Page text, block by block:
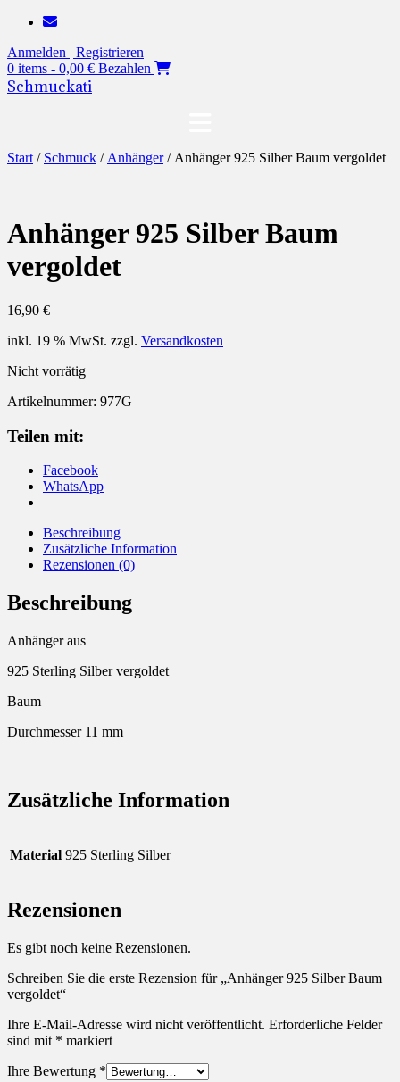
Zum
springen
Anmelden | Registrieren
0 items - 0,00 € Bezahlen
Schmuckati
Start / Schmuck / Anhänger/ Anhänger 925 Silber Baum vergoldet
Anhänger 925 Silber Baum
vergoldet
16,90 €
inkl. 19 % MwSt. zzgl. Versandkosten
Nicht vorrätig
Artikelnummer: 977G
Teilen mit:
Facebook
WhatsApp
Beschreibung
Zusätzliche Information
Rezensionen (0)
Beschreibung
Anhänger aus
925 Sterling Silber vergoldet
Baum
Durchmesser 11 mm
Zusätzliche Information
Material 925 Sterling Silber
Rezensionen
Es gibt noch keine Rezensionen.
Schreiben Sie die erste Rezension für „Anhänger 925 Silber Baum
vergoldet“
Ihre E-Mail-Adresse wird nicht veröffentlicht. Erforderliche Felder
sind mit * markiert
Ihre Bewertung *